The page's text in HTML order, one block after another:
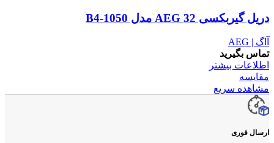
دریل گیربکسی 32 AEG مدل B4-1050
آاگ | AEG
تماس بگیرید
اطلاعات بیشتر
مقایسه
مشاهده سریع
ارسال فوری